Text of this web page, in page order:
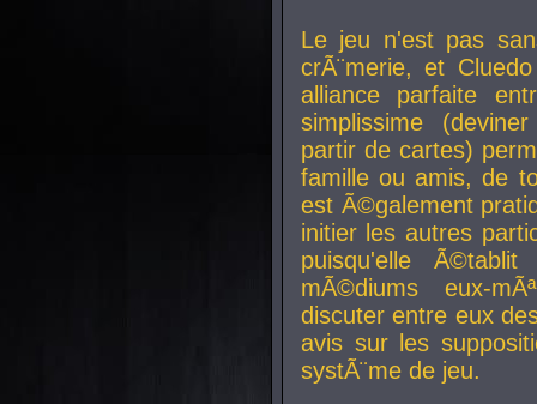
Le jeu n'est pas
crÃ¨merie, et
alliance parfaite
simplissime
partir de cartes)
famille ou amis, de
est Ã©galement
initier les autres
puisqu'elle
mÃ©diums eux-
discuter entre eux
avis sur les
systÃ¨me de jeu.